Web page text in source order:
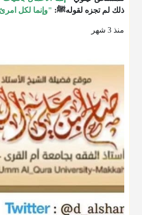
ذلك لم تجزه لقولهﷺ: "وإنما لكل
منذ 3 شهر